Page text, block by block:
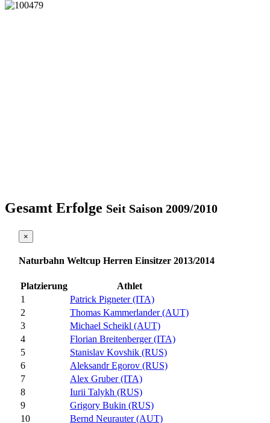
Gesamt Erfolge Seit Saison 2009/2010
×
Naturbahn Weltcup Herren Einsitzer 2013/2014
Platzierung
Athlet
1
Patrick Pigneter (ITA)
2
Thomas Kammerlander (AUT)
3
Michael Scheikl (AUT)
4
Florian Breitenberger (ITA)
5
Stanislav Kovshik (RUS)
6
Aleksandr Egorov (RUS)
7
Alex Gruber (ITA)
8
Iurii Talykh (RUS)
9
Grigory Bukin (RUS)
10
Bernd Neurauter (AUT)